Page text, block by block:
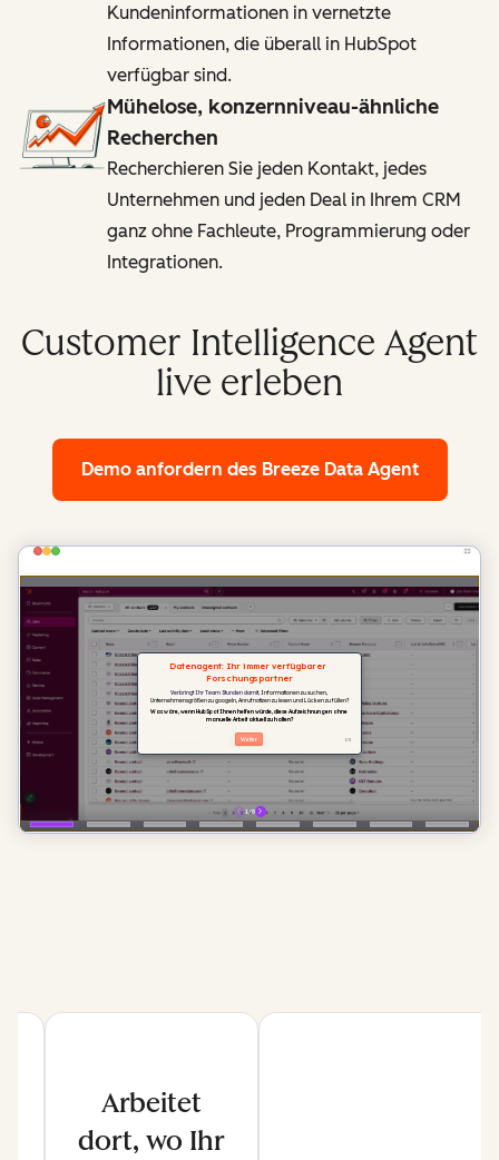
Kundeninformationen in vernetzte
Informationen, die überall in HubSpot
verfügbar sind.
Mühelose, konzernniveau-ähnliche
Recherchen
Recherchieren Sie jeden Kontakt, jedes
Unternehmen und jeden Deal in Ihrem CRM
ganz ohne Fachleute, Programmierung oder
Integrationen.
Customer Intelligence Agent
live erleben
Demo anfordern des Breeze Data Agent
Arbeitet
dort, wo Ihr